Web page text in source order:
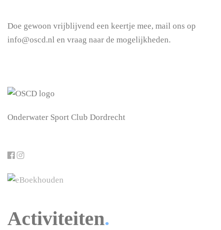
Doe gewoon vrijblijvend een keertje mee, mail ons op
info@oscd.nl en vraag naar de mogelijkheden.
Onderwater Sport Club Dordrecht
Activiteiten.